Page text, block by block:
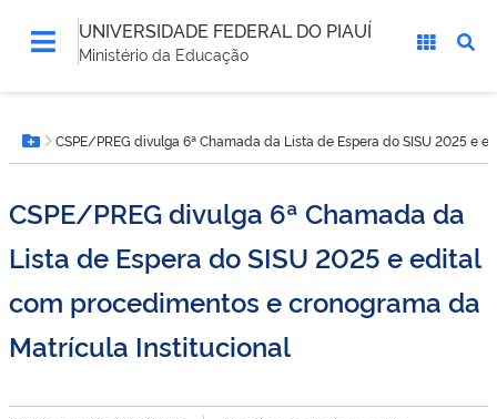
UNIVERSIDADE FEDERAL DO PIAUÍ
Ministério da Educação
está
aqui:Botão Menu
CSPE/PREG divulga 6ª Chamada da Lista de Espera do SISU 2025
CSPE/PREG divulga 6ª Chamada da
Lista de Espera do SISU 2025 e edital
com procedimentos e cronograma da
Matrícula Institucional